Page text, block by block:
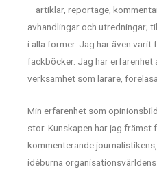
– artiklar, reportage,
avhandlingar och utredningar;
i alla former. Jag har även
fackböcker. Jag har
verksamhet som lärare,
Min erfarenhet som
stor. Kunskapen har jag främst
kommenterande
idéburna